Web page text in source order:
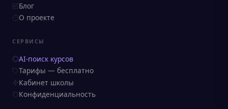
Блог
О проекте
СЕРВИСЫ
AI-поиск курсов
Тарифы — бесплатно
Кабинет школы
Конфиденциальность